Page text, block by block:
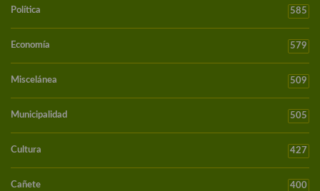
Política 585
Economía 579
Miscelánea 509
Municipalidad 505
Cultura 427
Cañete 400